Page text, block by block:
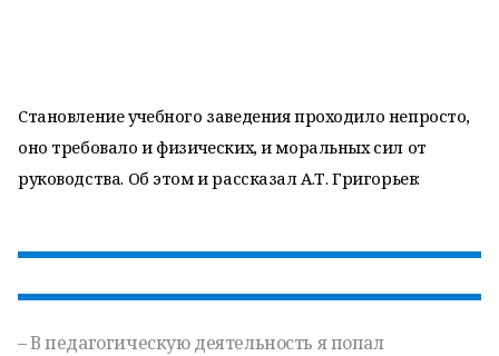
Становление учебного заведения проходило непросто,
оно требовало и физических, и моральных сил от
руководства. Об этом и рассказал А.Т. Григорьев:
– В педагогическую деятельность я попал